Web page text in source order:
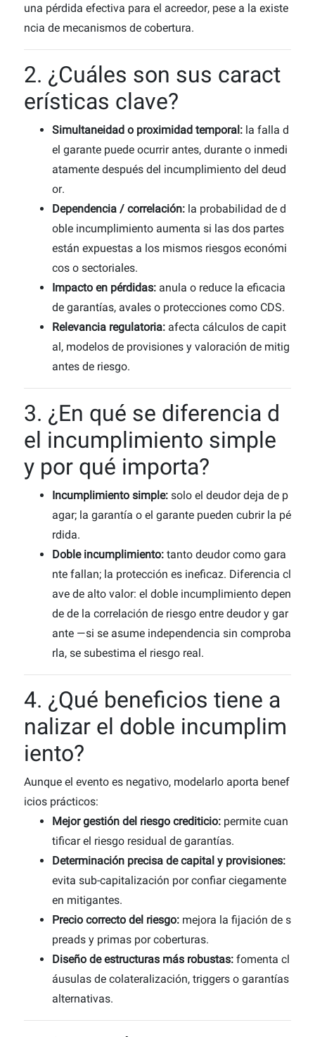
una pérdida efectiva para el acreedor, pese a la existe
ncia de mecanismos de cobertura.
2. ¿Cuáles son sus caract
erísticas clave?
Simultaneidad o proximidad temporal: la falla d
el garante puede ocurrir antes, durante o inmedi
atamente después del incumplimiento del deud
or.
Dependencia / correlación: la probabilidad de d
oble incumplimiento aumenta si las dos partes
están expuestas a los mismos riesgos económi
cos o sectoriales.
Impacto en pérdidas: anula o reduce la eficacia
de garantías, avales o protecciones como CDS.
Relevancia regulatoria: afecta cálculos de capit
al, modelos de provisiones y valoración de mitig
antes de riesgo.
3. ¿En qué se diferencia d
el incumplimiento simple
y por qué importa?
Incumplimiento simple: solo el deudor deja de p
agar; la garantía o el garante pueden cubrir la pé
rdida.
Doble incumplimiento: tanto deudor como gara
nte fallan; la protección es ineficaz. Diferencia cl
ave de alto valor: el doble incumplimiento depen
de de la correlación de riesgo entre deudor y gar
ante —si se asume independencia sin comproba
rla, se subestima el riesgo real.
4. ¿Qué beneficios tiene a
nalizar el doble incumplim
iento?
Aunque el evento es negativo, modelarlo aporta benef
icios prácticos:
Mejor gestión del riesgo crediticio: permite cuan
tificar el riesgo residual de garantías.
Determinación precisa de capital y provisiones:
evita sub-capitalización por confiar ciegamente
en mitigantes.
Precio correcto del riesgo: mejora la fijación de s
preads y primas por coberturas.
Diseño de estructuras más robustas: fomenta cl
áusulas de colateralización, triggers o garantías
alternativas.